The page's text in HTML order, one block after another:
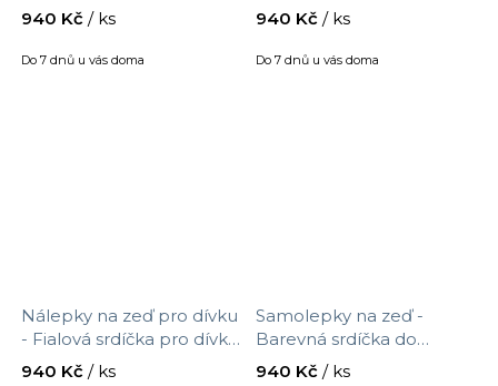
velikost 90 x 30 cm, 9536f
Do 7 dnů u vás doma
940 Kč / ks
samolepka na zeď,
přelepitelná, velikost 90 x
30 cm, 9535f
Do 7 dnů u vás doma
940 Kč / ks
Nálepky na zeď pro dívku
- Fialová srdíčka pro dívku,
samolepka na zeď,
940 Kč / ks
Samolepky na zeď -
Barevná srdíčka do
dětského pokoje, velikost
940 Kč / ks